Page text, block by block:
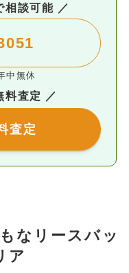
相談可能 ／
中無休
料査定 ／
査定
なリースバッ
ア